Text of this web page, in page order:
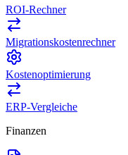
ROI-Rechner
Migrationskostenrechner
Kostenoptimierung
ERP-Vergleiche
Finanzen